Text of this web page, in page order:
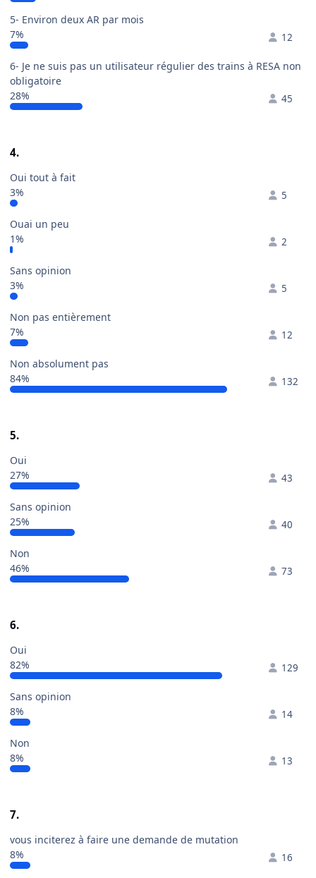
5- Environ deux AR par mois
7%
12
6- Je ne suis pas un utilisateur régulier des trains à RESA non
obligatoire
28%
45
4.
Oui tout à fait
3%
5
Ouai un peu
1%
2
Sans opinion
3%
5
Non pas entièrement
7%
12
Non absolument pas
84%
132
5.
Oui
27%
43
Sans opinion
25%
40
Non
46%
73
6.
Oui
82%
129
Sans opinion
8%
14
Non
8%
13
7.
vous inciterez à faire une demande de mutation
8%
16